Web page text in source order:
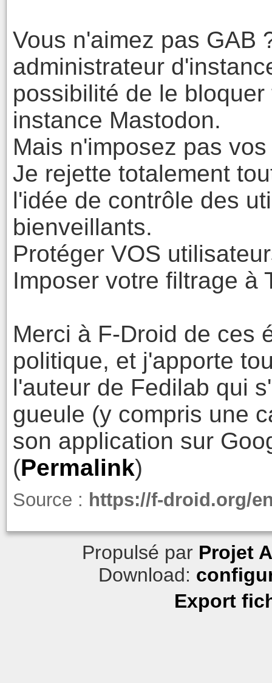
Vous n'aimez pas GAB
administrateur
possibilité de le
instance Mastodon.
Mais n'imposez pas
Je rejette totalement
l'idée de contrôle des
bienveillants.
Protéger VOS
Imposer votre filtrage à
Merci à F-Droid de ces
politique, et j'apporte
l'auteur de Fedilab qui
gueule (y compris une
son application sur
(Permalink)
Source : https://f-droid.org/
Propulsé par Projet
Download:
Export